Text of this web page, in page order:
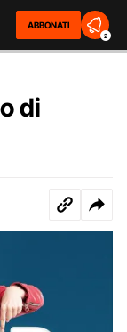
ABBONATI
2
di